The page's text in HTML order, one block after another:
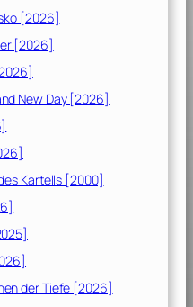
[2026]
[2026]
New Day [2026]
Kartells [2000]
der Tiefe [2026]